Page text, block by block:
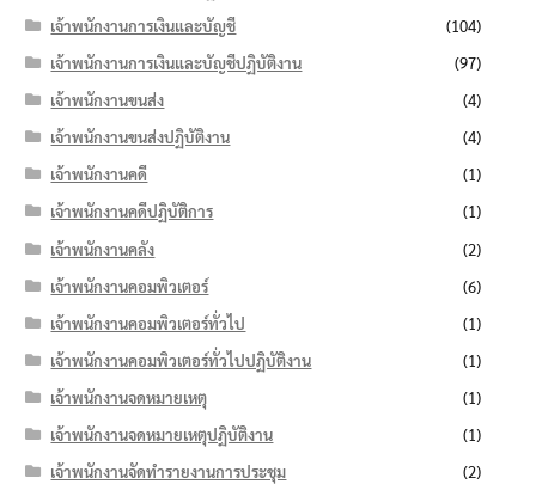
เจ้าพนักงานการเงินและบัญชี
(104)
เจ้าพนักงานการเงินและบัญชีปฏิบัติงาน
(97)
เจ้าพนักงานขนส่ง
(4)
เจ้าพนักงานขนส่งปฏิบัติงาน
(4)
เจ้าพนักงานคดี
(1)
เจ้าพนักงานคดีปฏิบัติการ
(1)
เจ้าพนักงานคลัง
(2)
เจ้าพนักงานคอมพิวเตอร์
(6)
เจ้าพนักงานคอมพิวเตอร์ทั่วไป
(1)
เจ้าพนักงานคอมพิวเตอร์ทั่วไปปฏิบัติงาน
(1)
เจ้าพนักงานจดหมายเหตุ
(1)
เจ้าพนักงานจดหมายเหตุปฏิบัติงาน
(1)
เจ้าพนักงานจัดทำรายงานการประชุม
(2)